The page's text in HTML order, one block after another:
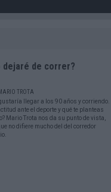
dejaré de correr?
TROTA
llegar a los 90 años y corriendo.
ante el deporte y qué te planteas
Mario Trota nos da su punto de vista,
no difiere mucho del del corredor